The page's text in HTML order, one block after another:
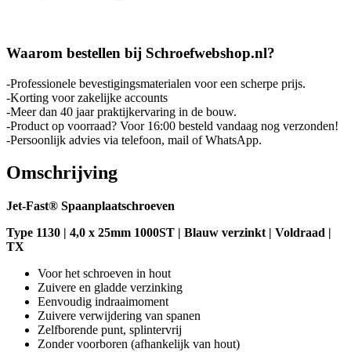
Waarom bestellen bij Schroefwebshop.nl?
-Professionele bevestigingsmaterialen voor een scherpe prijs.
-Korting voor zakelijke accounts
-Meer dan 40 jaar praktijkervaring in de bouw.
-Product op voorraad? Voor 16:00 besteld vandaag nog verzonden!
-Persoonlijk advies via telefoon, mail of WhatsApp.
Omschrijving
Jet-Fast® Spaanplaatschroeven
Type 1130 | 4,0 x 25mm 1000ST | Blauw verzinkt | Voldraad |
TX
Voor het schroeven in hout
Zuivere en gladde verzinking
Eenvoudig indraaimoment
Zuivere verwijdering van spanen
Zelfborende punt, splintervrij
Zonder voorboren (afhankelijk van hout)